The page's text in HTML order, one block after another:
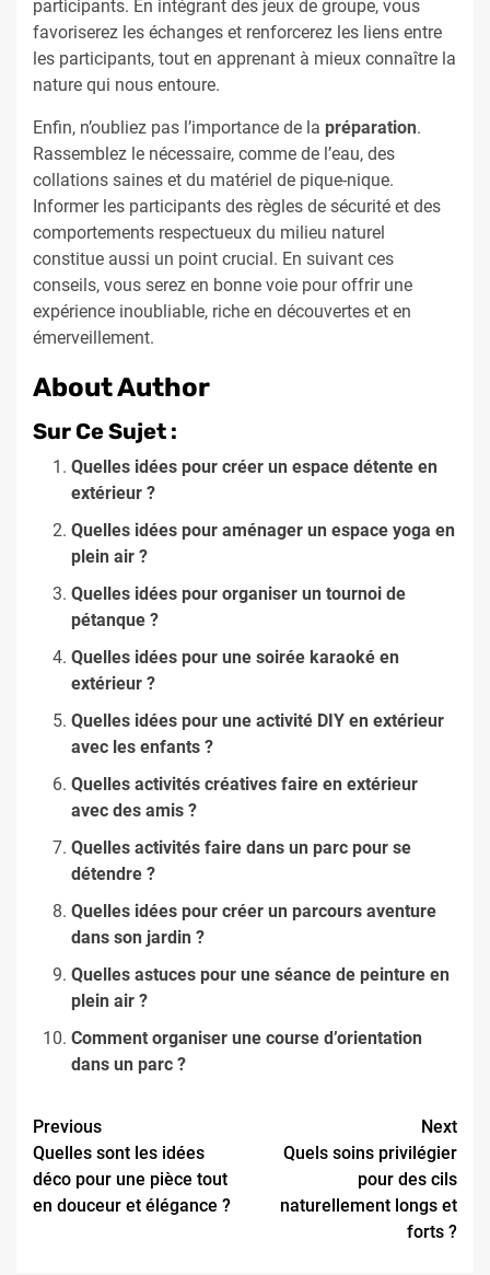
participants. En intégrant des jeux de groupe, vous
favoriserez les échanges et renforcerez les liens entre
les participants, tout en apprenant à mieux connaître la
nature qui nous entoure.
Enfin, n’oubliez pas l’importance de la préparation.
Rassemblez le nécessaire, comme de l’eau, des
collations saines et du matériel de pique-nique.
Informer les participants des règles de sécurité et des
comportements respectueux du milieu naturel
constitue aussi un point crucial. En suivant ces
conseils, vous serez en bonne voie pour offrir une
expérience inoubliable, riche en découvertes et en
émerveillement.
About Author
Sur Ce Sujet :
Quelles idées pour créer un espace détente en
extérieur ?
Quelles idées pour aménager un espace yoga en
plein air ?
Quelles idées pour organiser un tournoi de
pétanque ?
Quelles idées pour une soirée karaoké en
extérieur ?
Quelles idées pour une activité DIY en extérieur
avec les enfants ?
Quelles activités créatives faire en extérieur
avec des amis ?
Quelles activités faire dans un parc pour se
détendre ?
Quelles idées pour créer un parcours aventure
dans son jardin ?
Quelles astuces pour une séance de peinture en
plein air ?
Comment organiser une course d’orientation
dans un parc ?
Continue
Reading
Previous
Quelles sont les idées
déco pour une pièce tout
en douceur et élégance ?
Next
Quels soins privilégier
pour des cils
naturellement longs et
forts ?